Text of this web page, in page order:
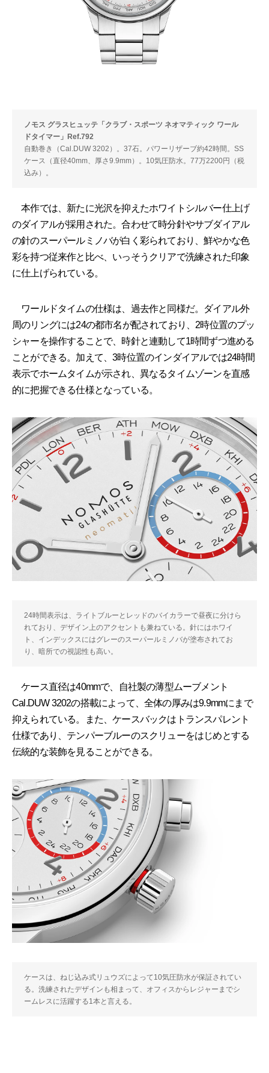
ノモス グラスヒュッテ「クラブ・スポーツ ネオマティック ワール
ドタイマー」Ref.792
自動巻き（Cal.DUW 3202）。37石。パワーリザーブ約42時間。SS
ケース（直径40mm、厚さ9.9mm）。10気圧防水。77万2200円（税
込み）。
本作では、新たに光沢を抑えたホワイトシルバー仕上げ
のダイアルが採用された。合わせて時分針やサブダイアル
の針のスーパールミノバが白く彩られており、鮮やかな色
彩を持つ従来作と比べ、いっそうクリアで洗練された印象
に仕上げられている。
ワールドタイムの仕様は、過去作と同様だ。ダイアル外
周のリングには24の都市名が配されており、2時位置のプッ
シャーを操作することで、時針と連動して1時間ずつ進める
ことができる。加えて、3時位置のインダイアルでは24時間
表示でホームタイムが示され、異なるタイムゾーンを直感
的に把握できる仕様となっている。
24時間表示は、ライトブルーとレッドのバイカラーで昼夜に分けら
れており、デザイン上のアクセントも兼ねている。針にはホワイ
ト、インデックスにはグレーのスーパールミノバが塗布されてお
り、暗所での視認性も高い。
ケース直径は40mmで、自社製の薄型ムーブメント
Cal.DUW 3202の搭載によって、全体の厚みは9.9mmにまで
抑えられている。また、ケースバックはトランスパレント
仕様であり、テンパーブルーのスクリューをはじめとする
伝統的な装飾を見ることができる。
ケースは、ねじ込み式リュウズによって10気圧防水が保証されてい
る。洗練されたデザインも相まって、オフィスからレジャーまでシ
ームレスに活躍する1本と言える。